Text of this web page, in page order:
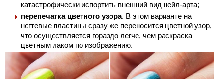
катастрофически испортить внешний вид нейл-арта;
перепечатка цветного узора. В этом варианте на
ногтевые пластины сразу же переносится цветной узор,
что осуществляется гораздо легче, чем раскраска
цветным лаком по изображению.